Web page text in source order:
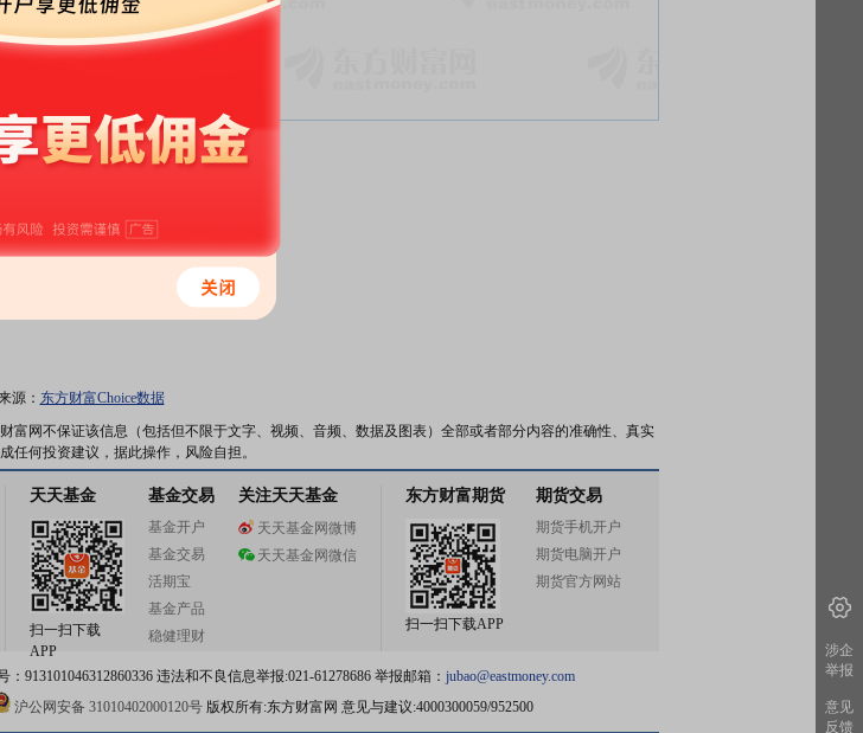
暂无数据
源： 东方财富Choice数据
富网不保证该信息（包括但不限于文字、视频、音频、数据及图表）全部或者部分内容的准确性、真实
任何投资建议，据此操作，风险自担。
天天基金
扫一扫下载
APP
基金交易
基金开户
基金交易
活期宝
基金产品
稳健理财
关注天天基金
天天基金网微博
天天基金网微信
东方财富期货
扫一扫下载APP
期货交易
期货手机开户
期货电脑开户
期货官方网站
违法和不良信息举报:021-61278686 举报邮箱： jubao@eastmoney.com
沪公网安备 31010402000120号版权所有:东方财富网 意见与建议:4000300059/952500
涉企
举报
意见
反馈